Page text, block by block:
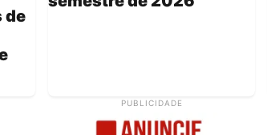
de
PUBLICIDADE